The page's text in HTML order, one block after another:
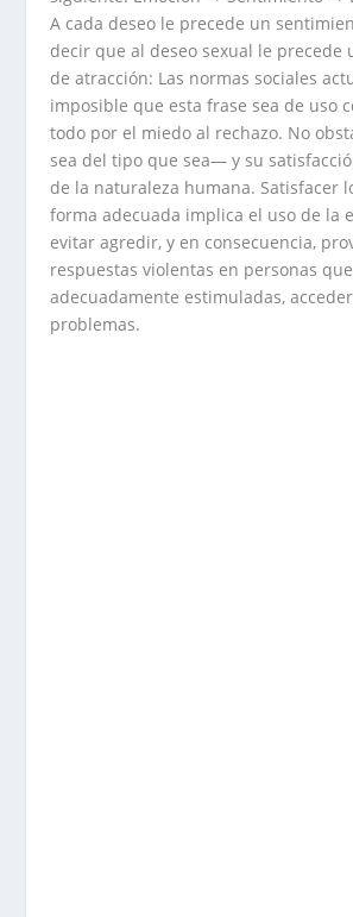
A cada deseo le precede un
decir que al deseo sexual le precede
de atracción: Las normas sociales
imposible que esta frase sea de uso
todo por el miedo al rechazo. No
sea del tipo que sea— y su
de la naturaleza humana. Satisfacer
forma adecuada implica el uso de la
evitar agredir, y en consecuencia,
respuestas violentas en personas
adecuadamente estimuladas,
problemas.